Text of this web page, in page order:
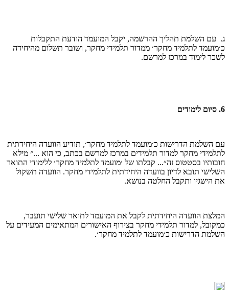
ג. עם השלמת תהליך ההרשמה, יקבל המועמד הודעת התקבלות
כ׳מועמד לתלמיד מחקר׳ ממדור תלמידי מחקר, ושובר תשלום מהיחידה
לשכר לימוד במרכז למרשם.
6. סיום לימודים
עם השלמת הדרישות כ׳מועמד לתלמיד מחקר׳, תודיע הוועדה היחידתית
לתלמידי מחקר למדור תלמידים במרכז למרשם בכתב, כי הוא ...״ מילא
חובותיו בסטטוס זה״... קבלתו של ׳מועמד לתלמיד מחקר׳ ללימודי התואר
השלישי תובא לדיון בוועדה היחידתית לתלמידי מחקר. הוועדה תשקול
את הישגיו ותקבל החלטה בנושא.
המלצת הוועדה היחידתית לקבל את המועמד לתואר שלישי תועבר,
כמקובל, למדור תלמידי מחקר בצירוף האישורים המתאימים המעידים על
השלמת הדרישות כ׳מועמד לתלמיד מחקר׳.